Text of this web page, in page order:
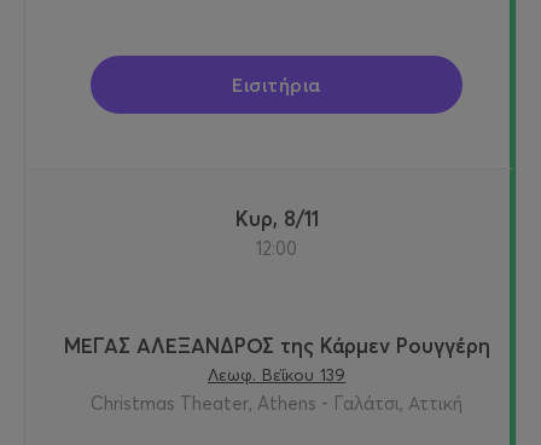
Εισιτήρια
Κυρ, 8/11
12:00
ΜΕΓΑΣ ΑΛΕΞΑΝΔΡΟΣ της Κάρμεν Ρουγγέρη
Λεωφ. Βεΐκου 139
Christmas Theater, Athens - Γαλάτσι, Αττική